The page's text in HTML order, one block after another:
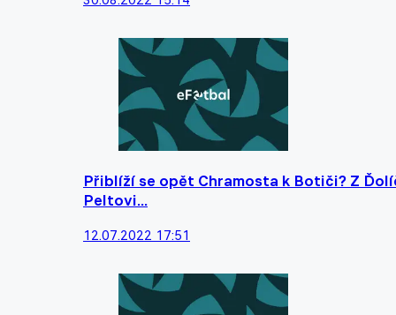
Přiblíží se opět Chramosta k Botiči? Z
Peltovi...
12.07.2022 17:51